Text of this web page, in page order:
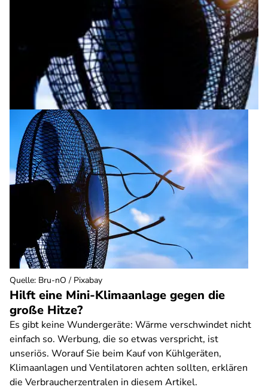
Hilft eine Mini-Klimaanlage gegen die
große Hitze?
Es gibt keine Wundergeräte: Wärme verschwindet nicht
einfach so. Werbung, die so etwas verspricht, ist
unseriös. Worauf Sie beim Kauf von Kühlgeräten,
Klimaanlagen und Ventilatoren achten sollten, erklären
die Verbraucherzentralen in diesem Artikel.
Quelle: Bru-nO / Pixabay